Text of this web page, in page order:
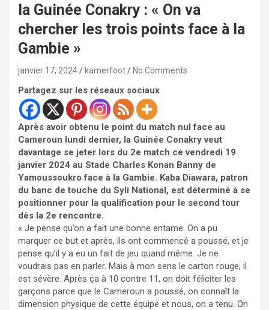
la Guinée Conakry : « On va
chercher les trois points face à la
Gambie »
janvier 17, 2024 kamerfoot No Comments
Partagez sur les réseaux sociaux
Après avoir obtenu le point du match nul face au
Cameroun lundi dernier, la Guinée Conakry veut
davantage se jeter lors du 2e match ce vendredi 19
janvier 2024 au Stade Charles Konan Banny de
Yamoussoukro face à la Gambie. Kaba Diawara, patron
du banc de touche du Syli National, est déterminé à se
positionner pour la qualification pour le second tour
dès la 2e rencontre.
« Je pense qu’on a fait une bonne entame. On a pu
marquer ce but et après, ils ont commencé a poussé, et je
pense qu’il y a eu un fait de jeu quand même. Je ne
voudrais pas en parler. Mais à mon sens le carton rouge, il
est sévère. Après ça à 10 contre 11, on doit féliciter les
garçons parce que le Cameroun a poussé, on connaît la
dimension physique de cette équipe et nous, on a tenu. On